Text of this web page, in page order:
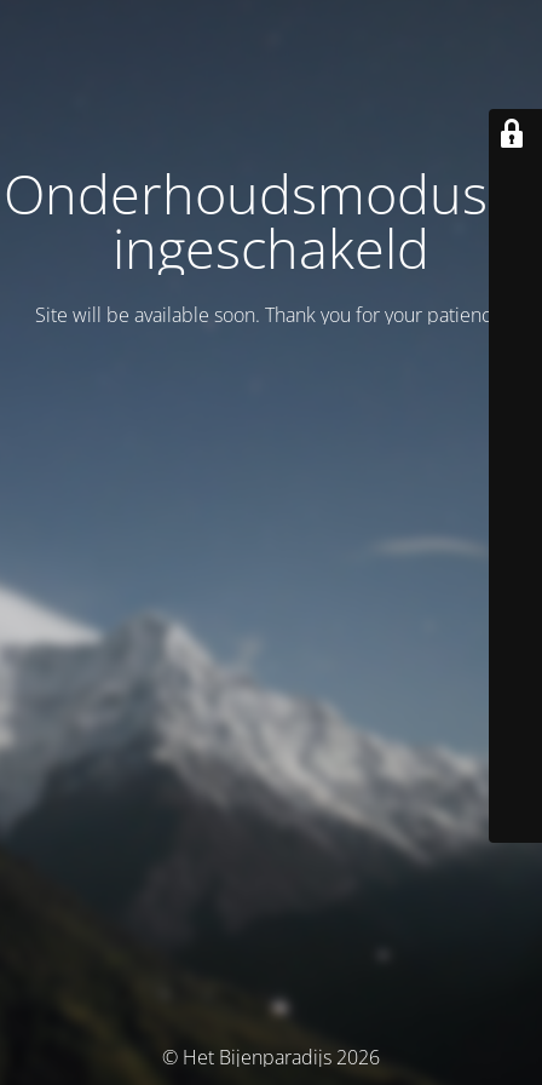
Onderhoudsmodus is
ingeschakeld
Site will be available soon. Thank you for your patience!
© Het Bijenparadijs 2026